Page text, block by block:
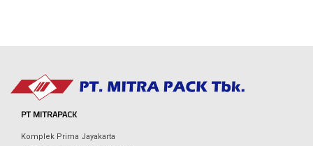
PT MITRAPACK
Komplek Prima Jayakarta